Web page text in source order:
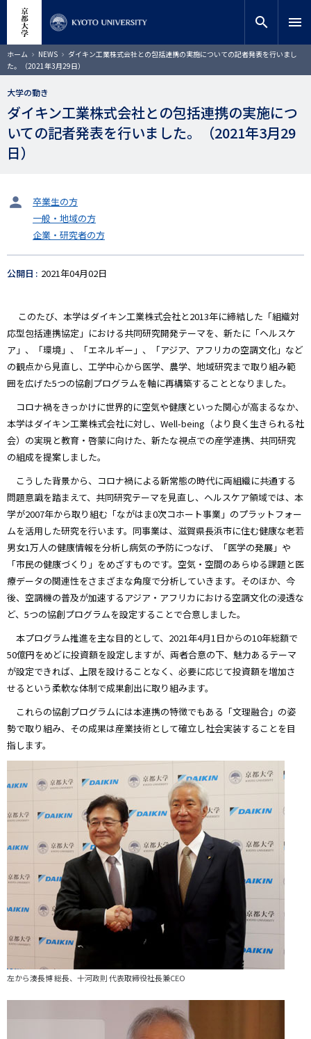
コ
ン
テ
ン
に
移
サイト内検索
検索
search menu
ホーム NEWS
ダイキン工業株式会社との包括連携の実施についての記者発表を行いまし
た。（2021年3月29日）
大学の動き
ダイキン工業株式会社との包括連携の実施につ
いての記者発表を行いました。（2021年3月29
日）
タ
ト
卒業生の方
一般・地域の方
企業・研究者の方
公開日 2021年04月02日
このたび、本学はダイキン工業株式会社と2013年に締結した「組織対
応型包括連携協定」における共同研究開発テーマを、新たに「ヘルスケ
ア」、「環境」、「エネルギー」、「アジア、アフリカの空調文化」など
の観点から見直し、工学中心から医学、農学、地域研究まで取り組み範
囲を広げた5つの協創プログラムを軸に再構築することとなりました。
コロナ禍をきっかけに世界的に空気や健康といった関心が高まるなか、
本学はダイキン工業株式会社に対し、Well-being（より良く生きられる社
会）の実現と教育・啓蒙に向けた、新たな視点での産学連携、共同研究
の組成を提案しました。
こうした背景から、コロナ禍による新常態の時代に両組織に共通する
問題意識を踏まえて、共同研究テーマを見直し、ヘルスケア領域では、本
学が2007年から取り組む「ながはま0次コホート事業」のプラットフォー
ムを活用した研究を行います。同事業は、滋賀県長浜市に住む健康な老若
男女1万人の健康情報を分析し病気の予防につなげ、「医学の発展」や
「市民の健康づくり」をめざすものです。空気・空間のあらゆる課題と医
療データの関連性をさまざまな角度で分析していきます。そのほか、今
後、空調機の普及が加速するアジア・アフリカにおける空調文化の浸透な
ど、5つの協創プログラムを設定することで合意しました。
本プログラム推進を主な目的として、2021年4月1日からの10年総額で
50億円をめどに投資額を設定しますが、両者合意の下、魅力あるテーマ
が設定できれば、上限を設けることなく、必要に応じて投資額を増加さ
せるという柔軟な体制で成果創出に取り組みます。
これらの協創プログラムには本連携の特徴でもある「文理融合」の姿
勢で取り組み、その成果は産業技術として確立し社会実装することを目
指します。
左から湊長博 総長、十河政則 代表取締役社長兼CEO